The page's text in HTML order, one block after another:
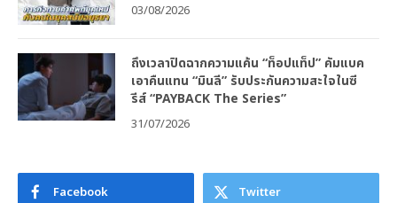
03/08/2026
ถึงเวลาปิดฉากความแค้น “ท็อปแท็ป” คัมแบค
เอาคืนแทน “มินลี” รับประกันความสะใจในซี
รีส์ “PAYBACK The Series”
31/07/2026
Facebook Twitter